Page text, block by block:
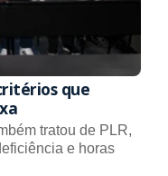
que
tratou de PLR,
e horas